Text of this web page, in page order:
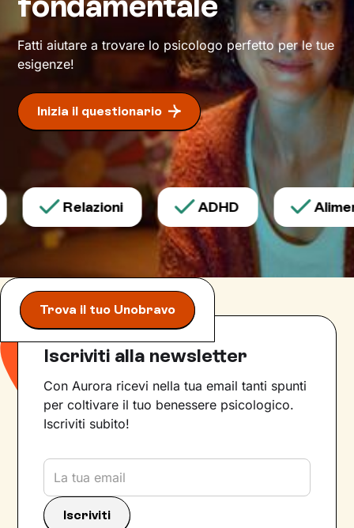
Fatti aiutare a trovare lo psicologo perfetto per le tue
esigenze!
Inizia il questionario
Relazioni ADHD
Trova il tuo Unobravo
Iscriviti alla newsletter
Con Aurora ricevi nella tua email tanti spunti
per coltivare il tuo benessere psicologico.
Iscriviti subito!